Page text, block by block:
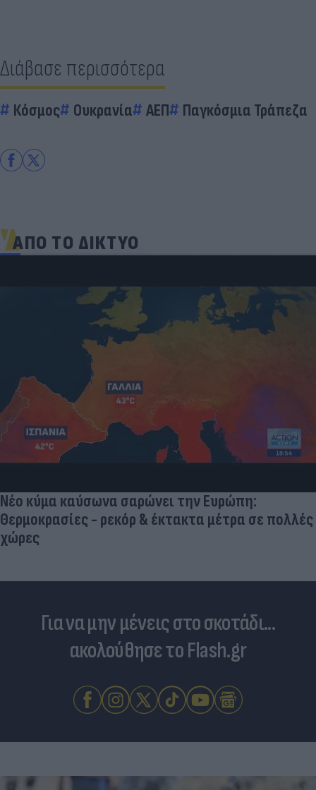
Διάβασε περισσότερα
Κόσμος Ουκρανία ΑΕΠ Παγκόσμια Τράπεζα
ΑΠΟ ΤΟ ΔΙΚΤΥΟ
Νέο κύμα καύσωνα σαρώνει την Ευρώπη:
Θερμοκρασίες - ρεκόρ & έκτακτα μέτρα σε πολλές
χώρες
Για να μην μένεις στο σκοτάδι...
ακολούθησε το Flash.gr